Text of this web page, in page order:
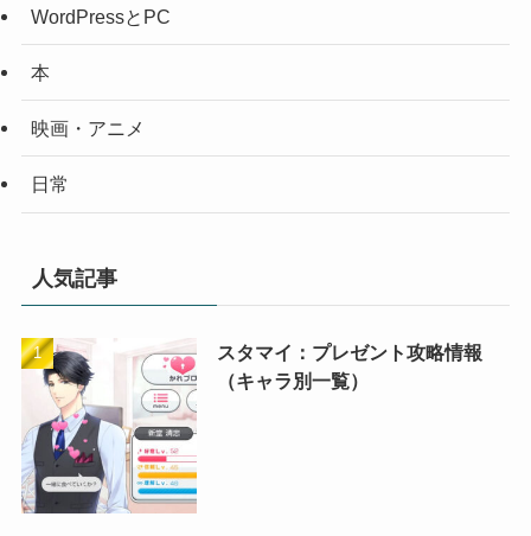
WordPressとPC
本
映画・アニメ
日常
人気記事
スタマイ：プレゼント攻略情報
（キャラ別一覧）